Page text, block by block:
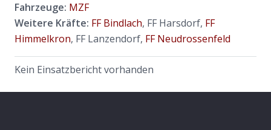
Fahrzeuge: MZF
Weitere Kräfte: FF Bindlach, FF Harsdorf, FF
Himmelkron, FF Lanzendorf, FF Neudrossenfeld
Kein Einsatzbericht vorhanden